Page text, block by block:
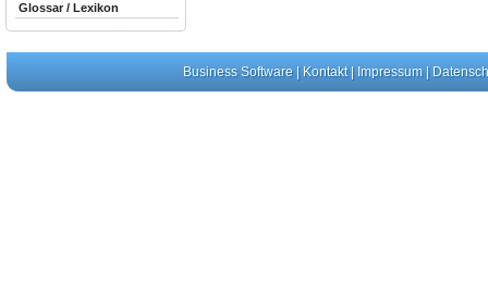
Glossar / Lexikon
Business Software| Kontakt| Impressum|